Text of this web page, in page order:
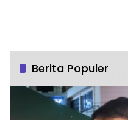
Berita Populer